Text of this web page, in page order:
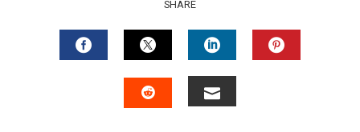
SHARE
FACEBOOKTWITTERLINKEDIN